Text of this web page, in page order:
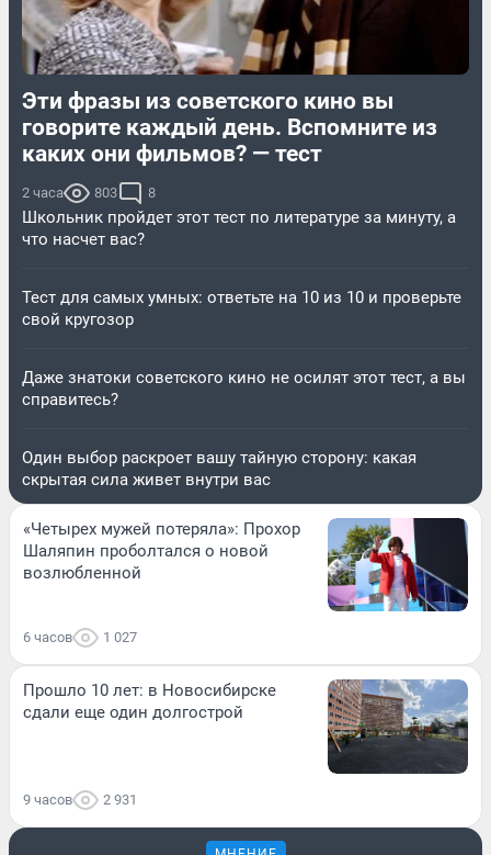
Эти фразы из советского кино вы
говорите каждый день. Вспомните из
каких они фильмов? — тест
2 часа 803 8
Школьник пройдет этот тест по литературе за минуту, а
что насчет вас?
Тест для самых умных: ответьте на 10 из 10 и проверьте
свой кругозор
Даже знатоки советского кино не осилят этот тест, а вы
справитесь?
Один выбор раскроет вашу тайную сторону: какая
скрытая сила живет внутри вас
«Четырех мужей потеряла»: Прохор
Шаляпин проболтался о новой
возлюбленной
6 часов 1 027
Прошло 10 лет: в Новосибирске
сдали еще один долгострой
9 часов 2 931